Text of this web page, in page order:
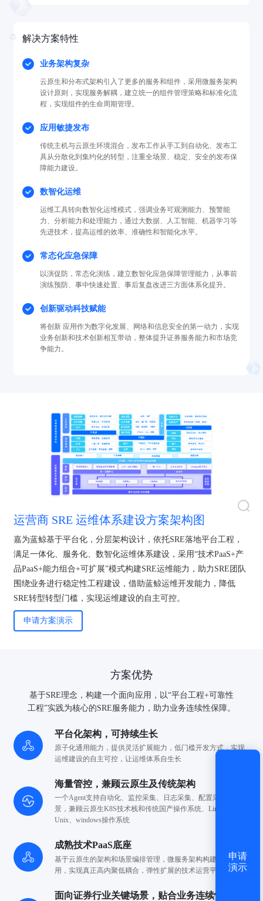
解决方案特性
业务架构复杂
云原生和分布式架构引入了更多的服务和组件，采用微服务架构
设计原则，实现服务解耦，建立统一的组件管理策略和标准化流
程，实现组件的生命周期管理。
应用敏捷发布
传统主机与云原生环境混合，发布工作从手工到自动化、发布工
具从分散化到集约化的转型，注重全场景、稳定、安全的发布保
障能力建设。
数智化运维
运维工具转向数智化运维模式，强调业务可观测能力、预警能
力、分析能力和处理能力，通过大数据、人工智能、机器学习等
先进技术，提高运维的效率、准确性和智能化水平。
常态化应急保障
以演促防，常态化演练，建立数智化应急保障管理能力，从事前
演练预防、事中快速处置、事后复盘改进三方面体系化提升。
创新驱动科技赋能
将创新 应用作为数字化发展、网络和信息安全的第一动力，实现
业务创新和技术创新相互带动，整体提升证券服务能力和市场竞
争能力。
运营商 SRE 运维体系建设方案架构图
嘉为蓝鲸基于平台化，分层架构设计，依托SRE落地平台工程，
满足一体化、服务化、数智化运维体系建设，采用“技术PaaS+产
品PaaS+能力组合+可扩展”模式构建SRE运维能力，助力SRE团队
围绕业务进行稳定性工程建设，借助蓝鲸运维开发能力，降低
SRE转型转型门槛，实现运维建设的自主可控。
申请方案演示
方案优势
基于SRE理念，构建一个面向应用，以“平台工程+可靠性
工程”实践为核心的SRE服务能力，助力业务连续性保障。
平台化架构，可持续生长
原子化通用能力，提供灵活扩展能力，低门槛开发方式，实现
运维建设的自主可控，让运维体系自生长
海量管控，兼顾云原生及传统架构
一个Agent支持自动化、监控采集、日志采集、配置采集全场
景，兼顾云原生K8S技术栈和传统国产操作系统、Linux、
Unix、windows操作系统
成熟技术PaaS底座
基于云原生的架构和场景编排管理，微服务架构构建场景应
用，实现真正高内聚低耦合，弹性扩展的技术运营平台
面向证券行业关键场景，贴合业务连续性要求
验证码登录 密码登录
获取验证码
登录
申请
演示